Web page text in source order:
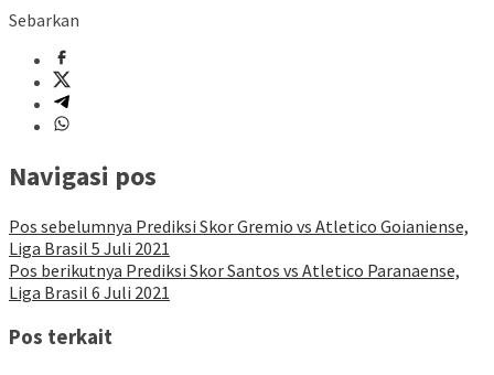
Sebarkan
Navigasi pos
Pos sebelumnya Prediksi Skor Gremio vs Atletico Goianiense,
Liga Brasil 5 Juli 2021
Pos berikutnya Prediksi Skor Santos vs Atletico Paranaense,
Liga Brasil 6 Juli 2021
Pos terkait